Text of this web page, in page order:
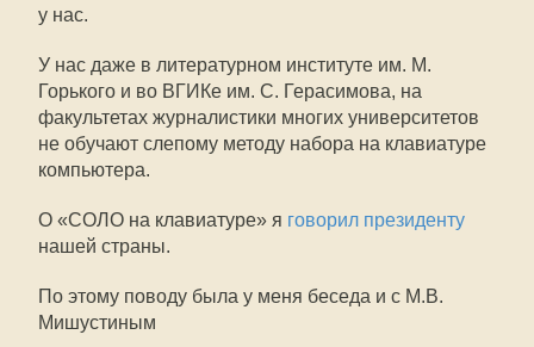
у нас.
У нас даже в литературном институте им. М.
Горького и во ВГИКе им. С. Герасимова, на
факультетах журналистики многих университетов
не обучают слепому методу набора на клавиатуре
компьютера.
О «СОЛО на клавиатуре» я говорил президенту
нашей страны.
По этому поводу была у меня беседа и с М.В.
Мишустиным